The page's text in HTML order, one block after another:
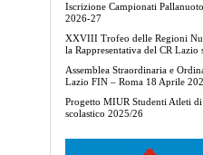
Iscrizione Campionati
2026-27
XXVIII Trofeo delle Regioni
la Rappresentativa del CR Lazio
Assemblea Straordinaria e
Lazio FIN – Roma 18 Aprile
Progetto MIUR Studenti Atleti
scolastico 2025/26